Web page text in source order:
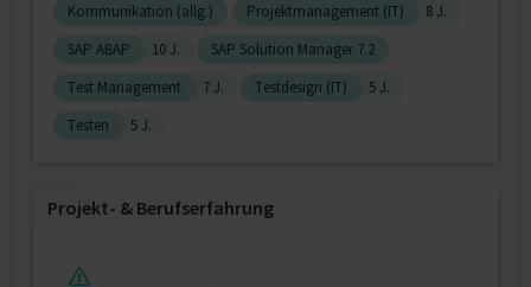
Kommunikation (allg.)
Projektmanagement (IT)
8 J.
SAP ABAP
10 J.
SAP Solution Manager 7.2
Test Management
7 J. Testdesign (IT)
5 J.
Testen
5 J.
Projekt‐ & Berufserfahrung